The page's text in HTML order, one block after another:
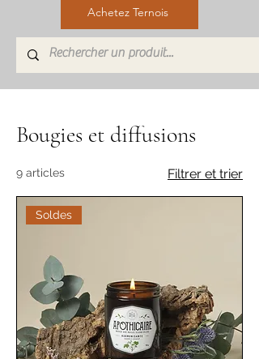
Achetez Ternois
Bougies et diffusions
9 articles Filtrer et trier
Soldes